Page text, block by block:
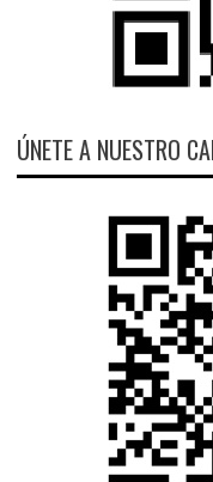
ÚNETE A NUESTRO